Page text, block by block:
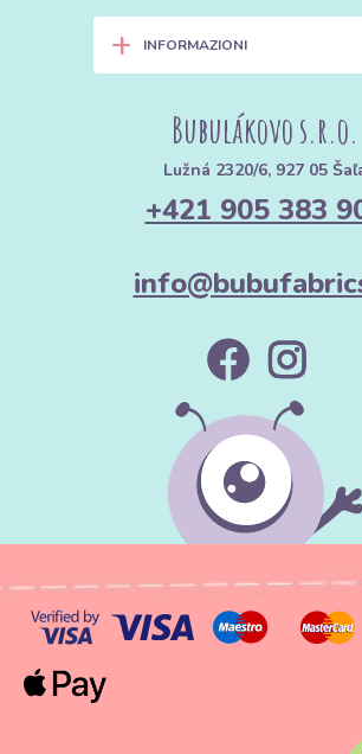
+ INFORMAZIONI
Bubulákovo s.r.o.
Lužná 2320/6, 927 05
+421 905 383